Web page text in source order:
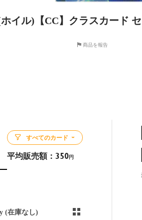
イル)【CC】クラスカード
商品を報告
すべてのカード
平均販売額： 350円
(在庫なし)